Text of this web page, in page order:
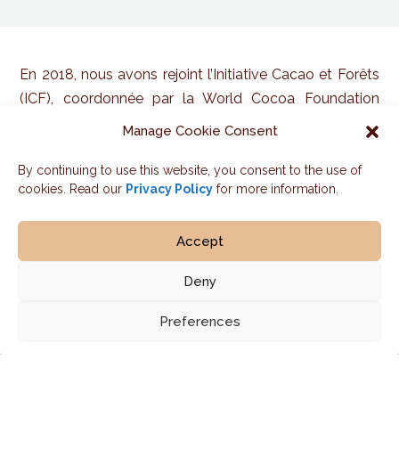
Manage Cookie Consent
By continuing to use this website, you consent to the use of
cookies. Read our Privacy Policy for more information.
Accept
Deny
Preferences
En 2018, nous avons rejoint l’Initiative Cacao et Forêts
(ICF), coordonnée par la World Cocoa Foundation
(WFC), qui rassemble toutes les parties prenantes
immédiatement notre engagement en rejoignant
l’initiative, carnous croyons fermement que
seules des actions collaboratives de la part
d’organisations privées et publiques peuvent
rendre la chaîne d’approvisionnement du cacao